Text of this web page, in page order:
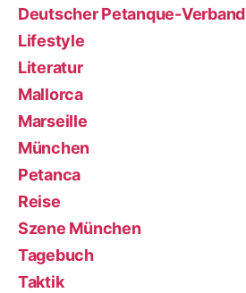
Deutscher Petanque-Verband
Lifestyle
Literatur
Mallorca
Marseille
München
Petanca
Reise
Szene München
Tagebuch
Taktik